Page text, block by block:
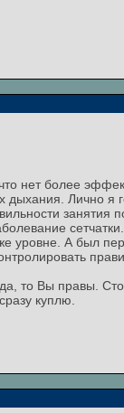
нет более
дыхания. Лично я
уровне. А был
то Вы правы.
куплю.